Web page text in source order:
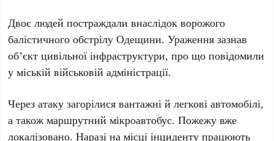
Двоє людей постраждали внаслідок ворожого
балістичного обстрілуОдещини. Ураження зазнав
об’єкт цивільної інфраструктури, про що повідомили
уміській військовій адміністрації.
Через атаку загорілисявантажні йлегкові автомобілі,
а такожмаршрутний мікроавтобус. Пожежу вже
локалізовано. Наразі на місці інциденту працюють